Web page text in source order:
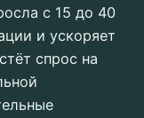
с 15 до 40
и ускоряет
спрос на